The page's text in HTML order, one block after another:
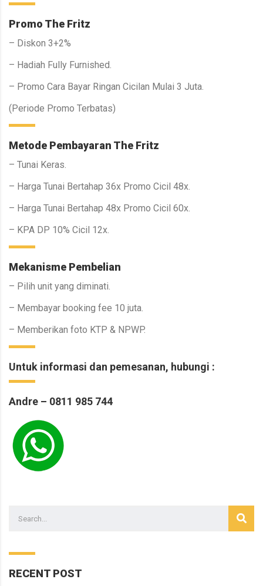
Promo The Fritz
– Diskon 3+2%
– Hadiah Fully Furnished.
– Promo Cara Bayar Ringan Cicilan Mulai 3 Juta.
(Periode Promo Terbatas)
Metode Pembayaran The Fritz
– Tunai Keras.
– Harga Tunai Bertahap 36x Promo Cicil 48x.
– Harga Tunai Bertahap 48x Promo Cicil 60x.
– KPA DP 10% Cicil 12x.
Mekanisme Pembelian
– Pilih unit yang diminati.
– Membayar booking fee 10 juta.
– Memberikan foto KTP & NPWP.
Untuk informasi dan pemesanan, hubungi :
Andre – 0811 985 744
RECENT POST